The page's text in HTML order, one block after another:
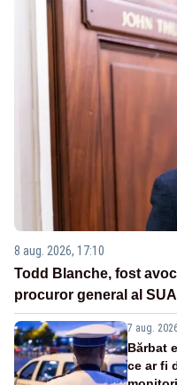
8 aug. 2026, 17:10
Todd Blanche, fost
procuror general al
7 aug.
Bărbat
ce ar fi